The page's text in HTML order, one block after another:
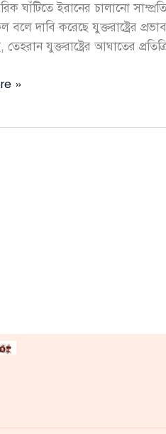
ঘাঁটিতে ইরানের চালানো
বলে দাবি করেছে যুক্তরাষ্ট্রের
যুক্তরাষ্ট্রের আঘাতের
»